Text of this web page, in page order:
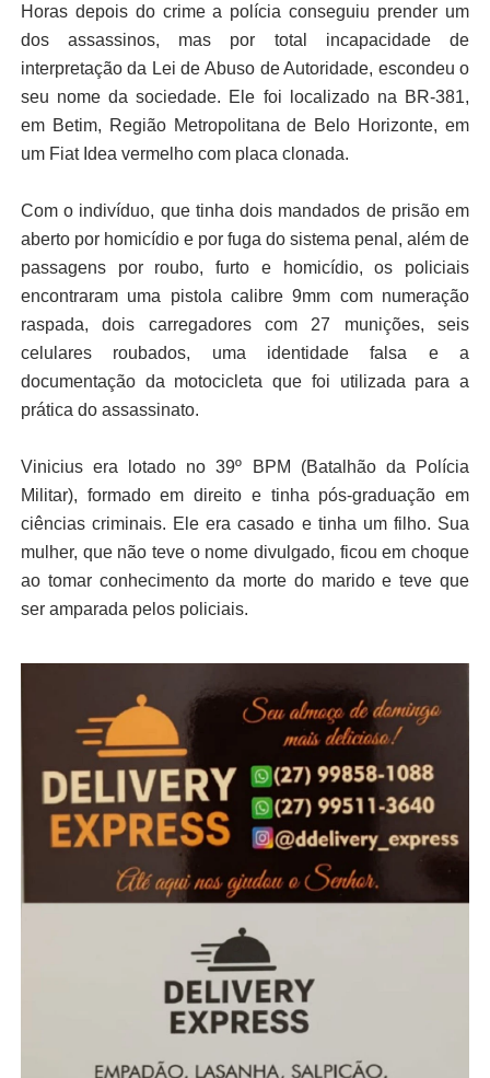
Horas depois do crime a polícia conseguiu prender um
dos assassinos, mas por total incapacidade de
interpretação da Lei de Abuso de Autoridade, escondeu o
seu nome da sociedade. Ele foi localizado na BR-381,
em Betim, Região Metropolitana de Belo Horizonte, em
um Fiat Idea vermelho com placa clonada.
Com o indivíduo, que tinha dois mandados de prisão em
aberto por homicídio e por fuga do sistema penal, além de
passagens por roubo, furto e homicídio, os policiais
encontraram uma pistola calibre 9mm com numeração
raspada, dois carregadores com 27 munições, seis
celulares roubados, uma identidade falsa e a
documentação da motocicleta que foi utilizada para a
prática do assassinato.
Vinicius era lotado no 39º BPM (Batalhão da Polícia
Militar), formado em direito e tinha pós-graduação em
ciências criminais. Ele era casado e tinha um filho. Sua
mulher, que não teve o nome divulgado, ficou em choque
ao tomar conhecimento da morte do marido e teve que
ser amparada pelos policiais.